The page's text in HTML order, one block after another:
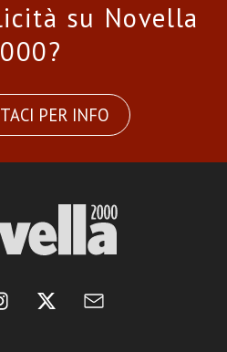
su Novella
PER INFO